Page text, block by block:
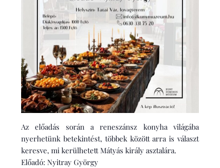
Az előadás során a reneszánsz konyha világába
nyerhetünk betekintést, többek között arra is választ
keresve, mi kerülhetett Mátyás király asztalára.
Előadó: Nyitray György